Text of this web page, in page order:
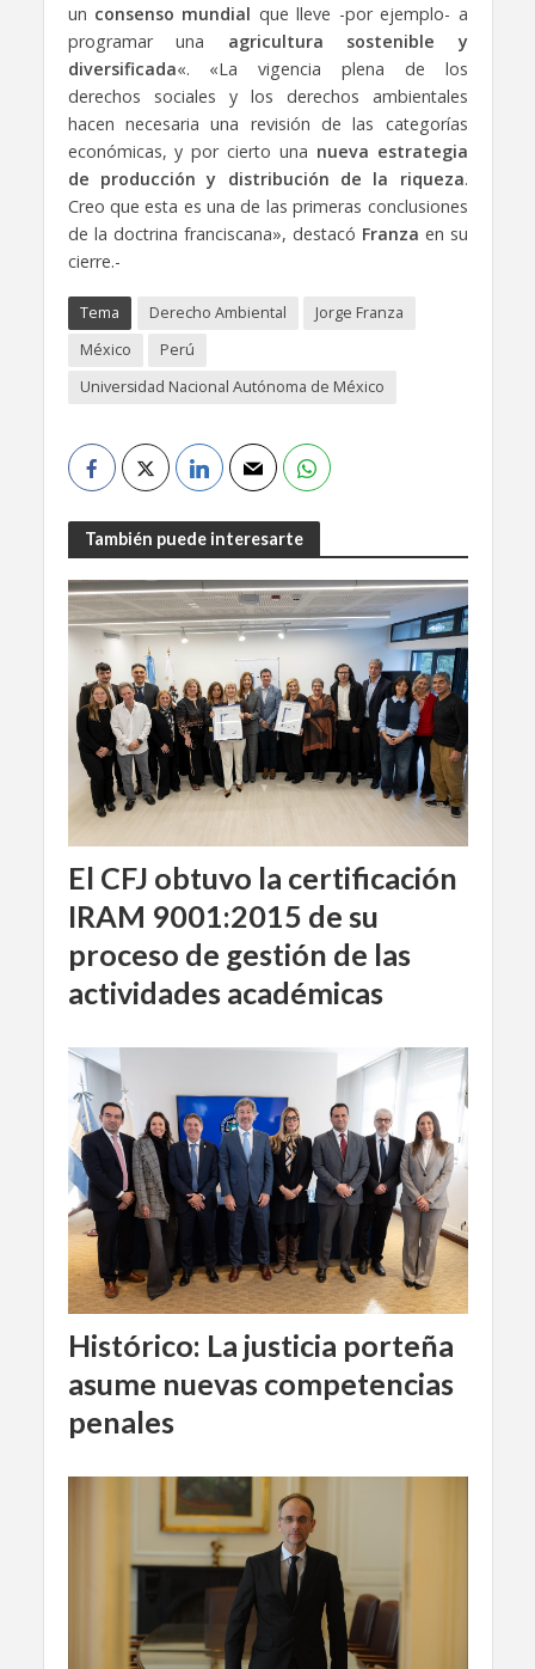
un consenso mundial que lleve -por ejemplo- a
programar una agricultura sostenible y
diversificada«. «La vigencia plena de los
derechos sociales y los derechos ambientales
hacen necesaria una revisión de las categorías
económicas, y por cierto una nueva estrategia
de producción y distribución de la riqueza.
Creo que esta es una de las primeras conclusiones
de la doctrina franciscana», destacó Franza en su
cierre.-
Tema Derecho Ambiental
Jorge Franza
México
Perú
Universidad Nacional Autónoma de México
También puede interesarte
El CFJ obtuvo la certificación
IRAM 9001:2015 de su
proceso de gestión de las
actividades académicas
Histórico: La justicia porteña
asume nuevas competencias
penales